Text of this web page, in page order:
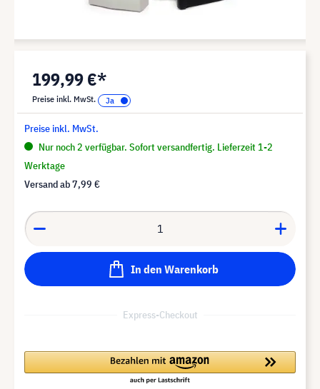
199,99 €*
Preise inkl. MwSt.
Preise inkl. MwSt.
Nur noch 2 verfügbar. Sofort versandfertig. Lieferzeit 1-2
Werktage
Versand ab7,99 €
In den Warenkorb
Express-Checkout